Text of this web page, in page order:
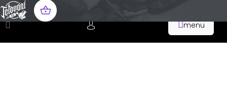
Přejít
na
obsah
NÁKUPNÍ